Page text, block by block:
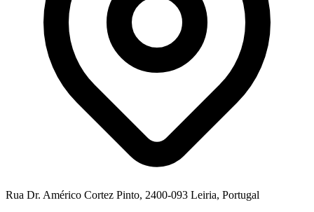
Rua Dr. Américo Cortez Pinto, 2400-093 Leiria, Portugal